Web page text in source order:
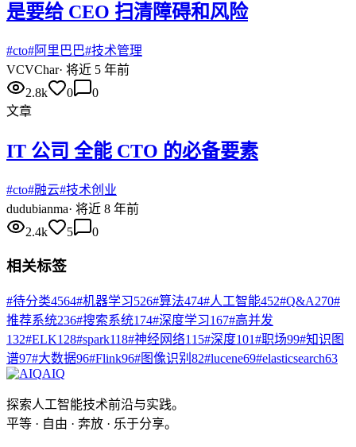
是要给 CEO 扫清障碍和风险
#cto#阿里巴巴#技术管理
VCVChar· 将近 5 年前
2.8k
0
0
文章
IT 公司 全能 CTO 的必备要素
#cto#融云#技术创业
dudubianma· 将近 8 年前
2.4k
5 0
相关标签
#待分类4564#机器学习526#算法474#人工智能452#Q&A270#
推荐系统236#搜索系统174#深度学习167#高并发
132#ELK128#spark118#神经网络115#深度101#职场99#知识图
谱97#大数据96#Flink96#图像识别 82#lucene69#elasticsearch63
AIQ
探索人工智能技术前沿与实践。
平等 · 自由 · 奔放 · 乐于分享。